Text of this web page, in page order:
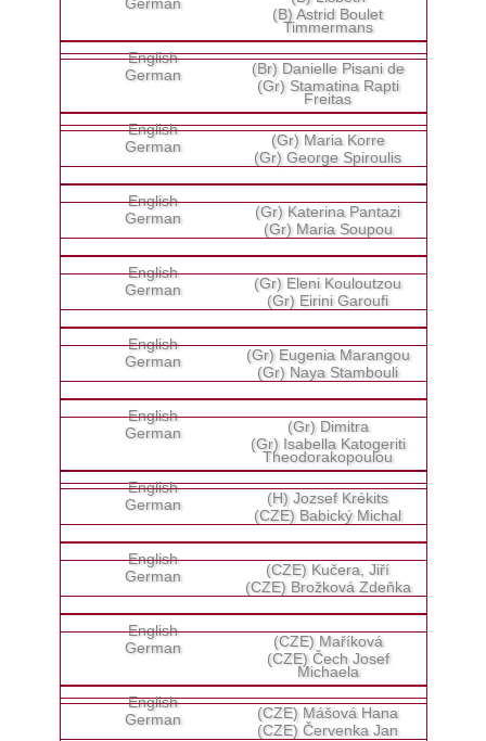
Timmermans
(B) Astrid Boulet
(Br) Danielle Pisani de
Freitas
(Gr) Stamatina Rapti
(Gr) Maria Korre
(Gr) George Spiroulis
(Gr) Katerina Pantazi
(Gr) Maria Soupou
(Gr) Eleni Kouloutzou
(Gr) Eirini Garoufi
(Gr) Eugenia Marangou
(Gr) Naya Stambouli
(Gr) Dimitra
Theodorakopoulou
(Gr) Isabella Katogeriti
(H) Jozsef Krékits
(CZE) Babický Michal
(CZE) Kučera, Jiří
(CZE) Brožková Zdeňka
(CZE) Maříková
Michaela
(CZE) Čech Josef
(CZE) Mášová Hana
(CZE) Červenka Jan